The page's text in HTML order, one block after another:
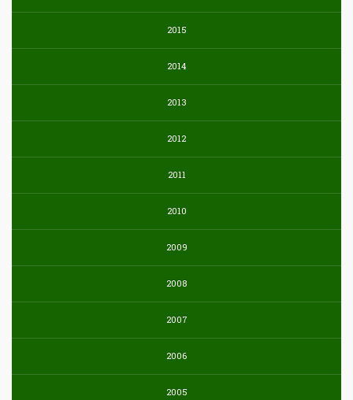
2015
2014
2013
2012
2011
2010
2009
2008
2007
2006
2005